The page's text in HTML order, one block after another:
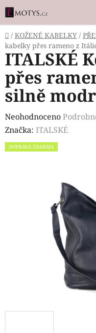
Přejít
na
obsah
Domů
/ KOŽENÉ KABELKY /
kabelky přes rameno z
ITALSKÉ
přes
silně
Průměrné
hodnocení
produktu
Neohodnoceno
Značka: ITALSKÉ
DOPRAVA ZDARMA